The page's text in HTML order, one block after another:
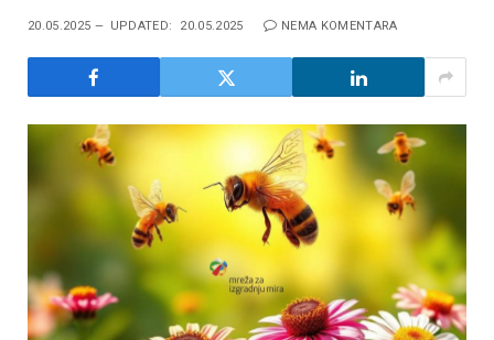
20.05.2025 UPDATED: 20.05.2025 NEMA KOMENTARA